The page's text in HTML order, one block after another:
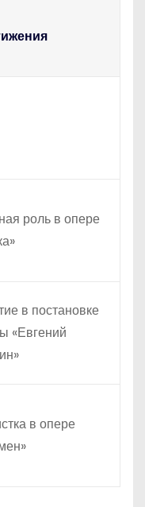
роль в опере
в постановке
«Евгений
в опере